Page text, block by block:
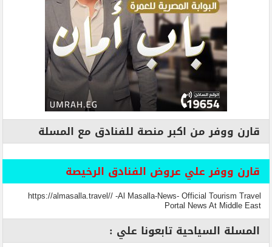
قارن ووفر من اكبر منصة للفنادق مع المسلة
قارن ووفر علي عروض الفنادق الرخيصة
https://almasalla.travel// -Al Masalla-News- Official Tourism Travel
Portal News At Middle East
المسلة السياحية تابعونا علي :